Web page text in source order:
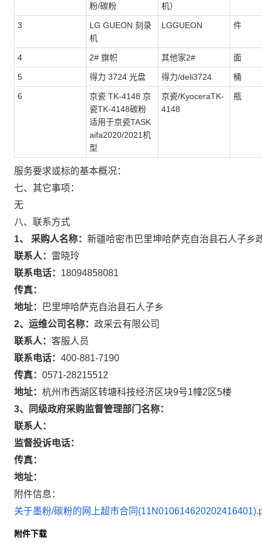
粉/碳粉
机）
3
LG GUEON 刻录
机
LGGUEON 件
4 2# 旗帜 其他家2# 面
5 得力 3724 光盘 得力/deli3724 桶
6
京瓷 TK-4148 京
瓷TK-4148碳粉
适用于京瓷TASK
aifa2020/2021机
型
京瓷/KyoceraTK-
4148
瓶
服务要求或标的基本概况：
七、其它事项：
无
八、联系方式
1、 采购人名称： 新疆哈密市巴里坤哈萨克自治县石人子乡
联系人： 雷晓玲
联系电话： 18094858081
传真：
地址：
巴里坤哈萨克自治县石人子乡
2、运维公司名称： 政采云有限公司
联系人： 客服人员
联系电话： 400-881-7190
传真： 0571-28215512
地址： 杭州市西湖区转塘科技经济区块9号1幢2区5楼
3、同级政府采购监督管理部门名称：
联系人：
监督投诉电话：
传真：
地址：
附件信息：
关于墨粉/碳粉的网上超市合同
附件下载